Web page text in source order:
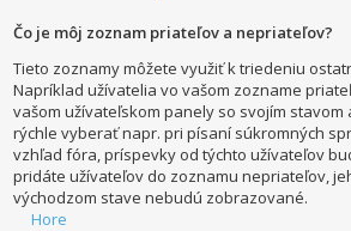
Čo je môj zoznam priateľov a nepriateľov?
Tieto zoznamy môžete využiť k triedeniu
Napríklad užívatelia vo vašom zozname
vašom užívateľskom panely so svojím stavom
rýchle vyberať napr. pri písaní súkromných
vzhľad fóra, príspevky od týchto užívateľov
pridáte užívateľov do zoznamu nepriateľov,
východzom stave nebudú zobrazované.
Hore